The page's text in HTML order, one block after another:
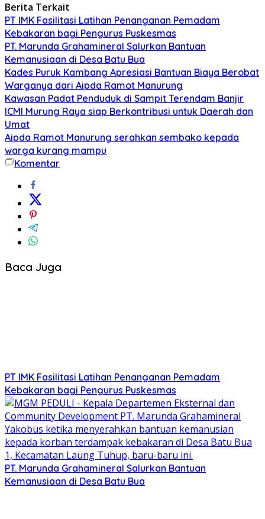
Berita Terkait
PT IMK Fasilitasi Latihan Penanganan Pemadam
Kebakaran bagi Pengurus Puskesmas
PT. Marunda Grahamineral Salurkan Bantuan
Kemanusiaan di Desa Batu Bua
Kades Puruk Kambang Apresiasi Bantuan Biaya Berobat
Warganya dari Aipda Ramot Manurung
Kawasan Padat Penduduk di Sampit Terendam Banjir
ICMI Murung Raya siap Berkontribusi untuk Daerah dan
Umat
Aipda Ramot Manurung serahkan sembako kepada
warga kurang mampu
Komentar
Baca Juga
PT IMK Fasilitasi Latihan Penanganan Pemadam
Kebakaran bagi Pengurus Puskesmas
PT. Marunda Grahamineral Salurkan Bantuan
Kemanusiaan di Desa Batu Bua